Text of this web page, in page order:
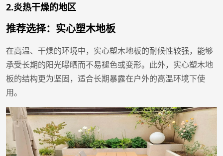
2.炎热干燥的地区
推荐选择：实心塑木地板
在高温、干燥的环境中，实心塑木地板的耐候性较强，能够
承受长期的阳光曝晒而不易褪色或变形。此外，实心塑木地
板的结构更为坚固，适合长期暴露在户外的高温环境下使
用。